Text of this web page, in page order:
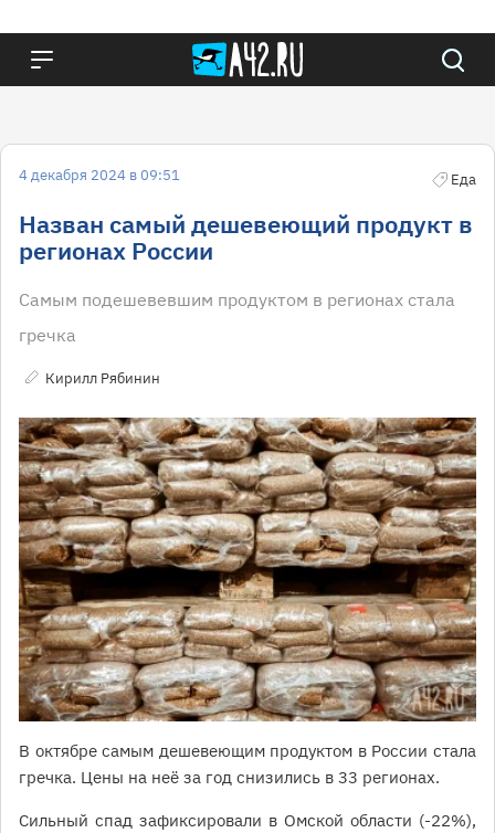
4 декабря 2024 в 09:51 Еда
Назван самый дешевеющий продукт в
регионах России
Самым подешевевшим продуктом в регионах стала
гречка
Кирилл Рябинин
В октябре самым дешевеющим продуктом в России стала
гречка. Цены на неё за год снизились в 33 регионах.
Сильный спад зафиксировали в Омской области (-22%),